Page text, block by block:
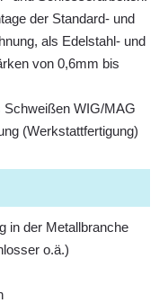
der Standard- und
als Edelstahl- und
von 0,6mm bis
Schweißen WIG/MAG
(Werkstattfertigung)
in der Metallbranche
o.ä.)